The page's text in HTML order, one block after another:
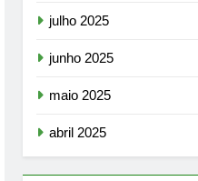
julho 2025
junho 2025
maio 2025
abril 2025